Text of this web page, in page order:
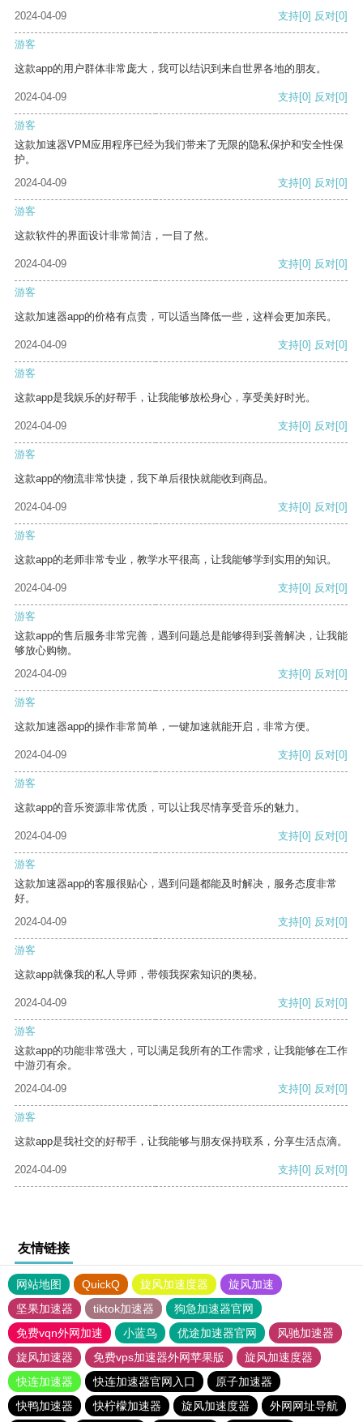
2024-04-09
支持[0] 反对[0]
游客
这款app的用户群体非常庞大，我可以结识到来自世界各地的朋友。
2024-04-09 支持[0] 反对[0]
游客
这款加速器VPM应用程序已经为我们带来了无限的隐私保护和安全性保
护。
2024-04-09
支持[0] 反对[0]
游客
这款软件的界面设计非常简洁，一目了然。
2024-04-09 支持[0] 反对[0]
游客
这款加速器app的价格有点贵，可以适当降低一些，这样会更加亲民。
2024-04-09 支持[0] 反对[0]
游客
这款app是我娱乐的好帮手，让我能够放松身心，享受美好时光。
2024-04-09 支持[0] 反对[0]
游客
这款app的物流非常快捷，我下单后很快就能收到商品。
2024-04-09 支持[0] 反对[0]
游客
这款app的老师非常专业，教学水平很高，让我能够学到实用的知识。
2024-04-09 支持[0] 反对[0]
游客
这款app的售后服务非常完善，遇到问题总是能够得到妥善解决，让我能
够放心购物。
2024-04-09
支持[0] 反对[0]
游客
这款加速器app的操作非常简单，一键加速就能开启，非常方便。
2024-04-09 支持[0] 反对[0]
游客
这款app的音乐资源非常优质，可以让我尽情享受音乐的魅力。
2024-04-09 支持[0] 反对[0]
游客
这款加速器app的客服很贴心，遇到问题都能及时解决，服务态度非常
好。
2024-04-09
支持[0] 反对[0]
游客
这款app就像我的私人导师，带领我探索知识的奥秘。
2024-04-09 支持[0] 反对[0]
游客
这款app的功能非常强大，可以满足我所有的工作需求，让我能够在工作
中游刃有余。
2024-04-09
支持[0] 反对[0]
游客
这款app是我社交的好帮手，让我能够与朋友保持联系，分享生活点滴。
2024-04-09 支持[0] 反对[0]
友情链接
网站地图 QuickQ 旋风加速度器
旋风加速
坚果加速器
tiktok加速器
狗急加速器官网
免费vqn外网加速
小蓝鸟 优途加速器官网
风驰加速器
旋风加速器
免费vps加速器外网苹果版
旋风加速度器
快连加速器
快连加速器官网入口
原子加速器
快鸭加速器
快柠檬加速器 旋风加速度器 外网网址导航